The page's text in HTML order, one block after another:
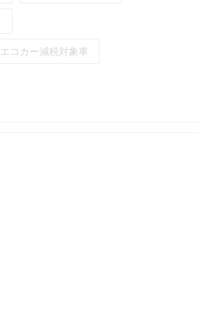
エコカー減税対象車